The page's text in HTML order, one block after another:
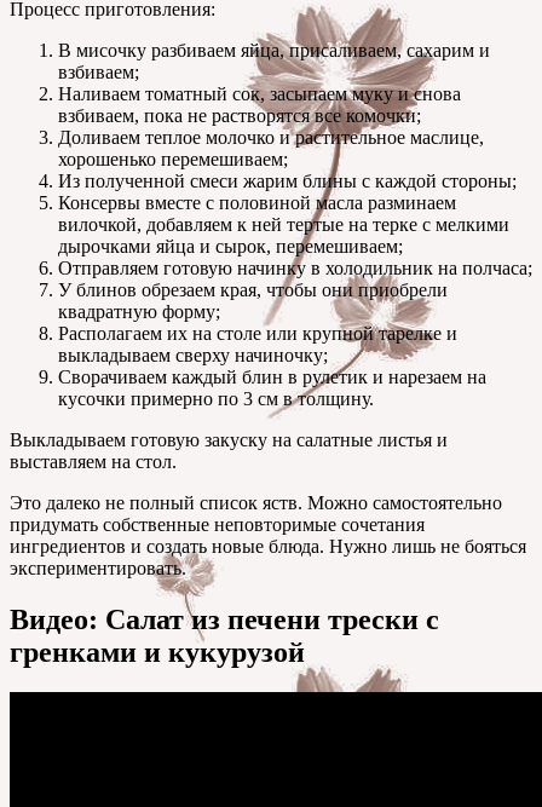
Процесс приготовления:
В мисочку разбиваем яйца, присаливаем, сахарим и
взбиваем;
Наливаем томатный сок, засыпаем муку и снова
взбиваем, пока не растворятся все комочки;
Доливаем теплое молочко и растительное маслице,
хорошенько перемешиваем;
Из полученной смеси жарим блины с каждой стороны;
Консервы вместе с половиной масла разминаем
вилочкой, добавляем к ней тертые на терке с мелкими
дырочками яйца и сырок, перемешиваем;
Отправляем готовую начинку в холодильник на полчаса;
У блинов обрезаем края, чтобы они приобрели
квадратную форму;
Располагаем их на столе или крупной тарелке и
выкладываем сверху начиночку;
Сворачиваем каждый блин в рулетик и нарезаем на
кусочки примерно по 3 см в толщину.
Выкладываем готовую закуску на салатные листья и
выставляем на стол.
Это далеко не полный список яств. Можно самостоятельно
придумать собственные неповторимые сочетания
ингредиентов и создать новые блюда. Нужно лишь не бояться
экспериментировать.
Видео: Салат из печени трески с
гренками и кукурузой